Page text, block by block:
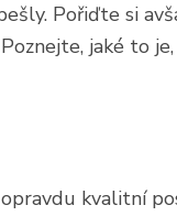
Pořiďte si
jaké to
kvalitní